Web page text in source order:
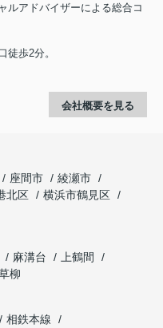
ルアドバイザーによる総合コ
徒歩2分。
会社概要を見る
座間市
綾瀬市
北区
横浜市鶴見区
麻溝台
上鶴間
柳
相鉄本線